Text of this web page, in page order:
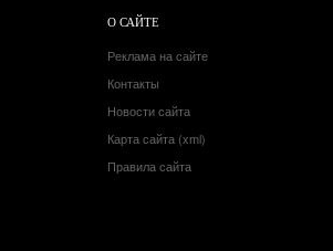
О САЙТЕ
Реклама на сайте
Контакты
Новости сайта
Карта сайта (xml)
Правила сайта